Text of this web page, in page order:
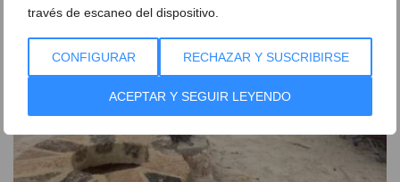
través de escaneo del dispositivo.
CONFIGURAR RECHAZAR Y SUSCRIBIRSE
ACEPTAR Y SEGUIR LEYENDO